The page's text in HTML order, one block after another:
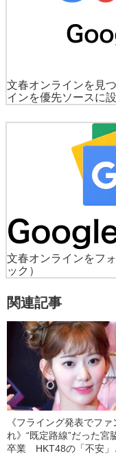
文春オンラインを見
インを優先ソースに設
文春オンラインをフ
ック）
関連記事
《フライング発表でファ
れ》“既定路線”だった宮
卒業 HKT48の「不安」